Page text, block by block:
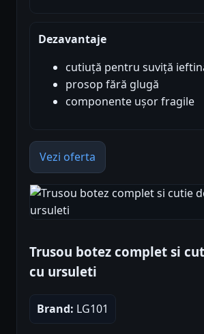
Dezavantaje
cutiuță pentru suviță
prosop fără glugă
componente ușor fragile
Vezi oferta
Trusou botez complet si
cu ursuleti
Brand: LG101